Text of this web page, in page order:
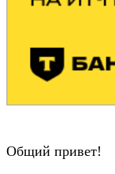
Общий привет!